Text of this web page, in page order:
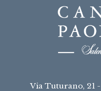
Via Tuturano, 21